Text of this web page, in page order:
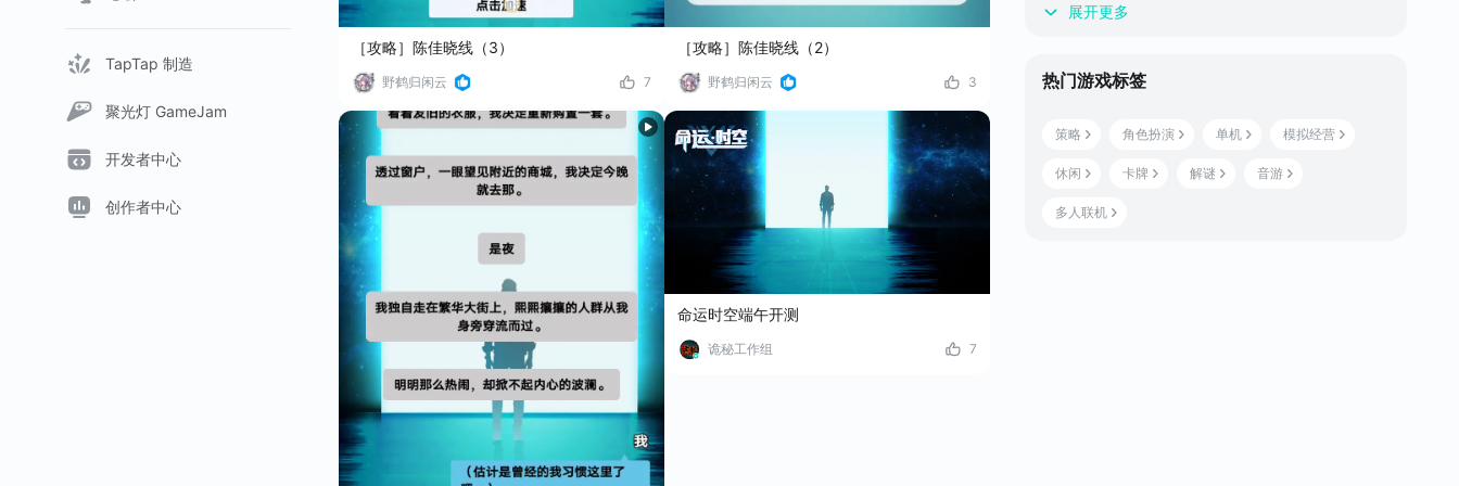
TapTap 制造
聚光灯 GameJam
开发者中心
创作者中心
［攻略］陈佳晓线（3）
野鹤归闲云 7
［攻略］陈佳晓线（2）
野鹤归闲云 3
命运时空端午开测
诡秘工作组 7
展开更多
热门游戏标签
策略 角色扮演 单机 模拟经营
休闲 卡牌 解谜 音游
多人联机